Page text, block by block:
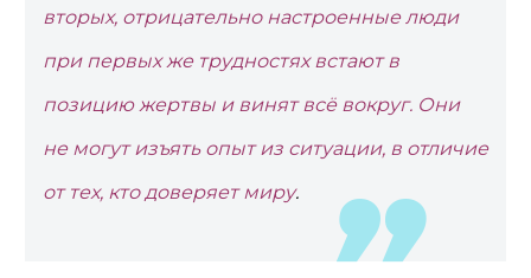
вторых, отрицательно настроенные люди
при первых же трудностях встают в
позицию жертвы и винят всё вокруг. Они
не могут изъять опыт из ситуации, в отличие
от тех, кто доверяет миру.